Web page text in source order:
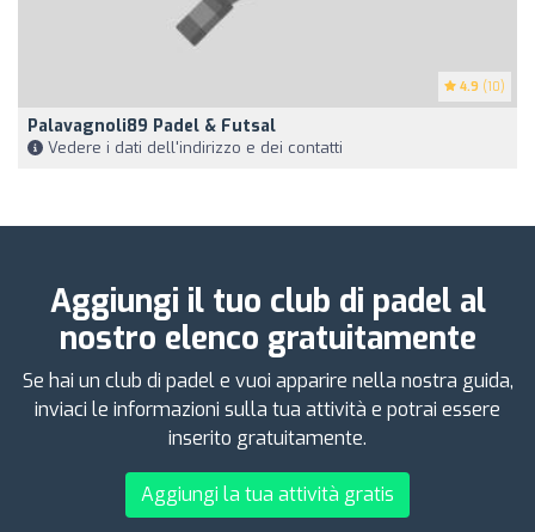
4.9 (10)
Palavagnoli89 Padel & Futsal
Vedere i dati dell'indirizzo e dei contatti
Aggiungi il tuo club di padel al
nostro elenco gratuitamente
Se hai un club di padel e vuoi apparire nella nostra guida,
inviaci le informazioni sulla tua attività e potrai essere
inserito gratuitamente.
Aggiungi la tua attività gratis